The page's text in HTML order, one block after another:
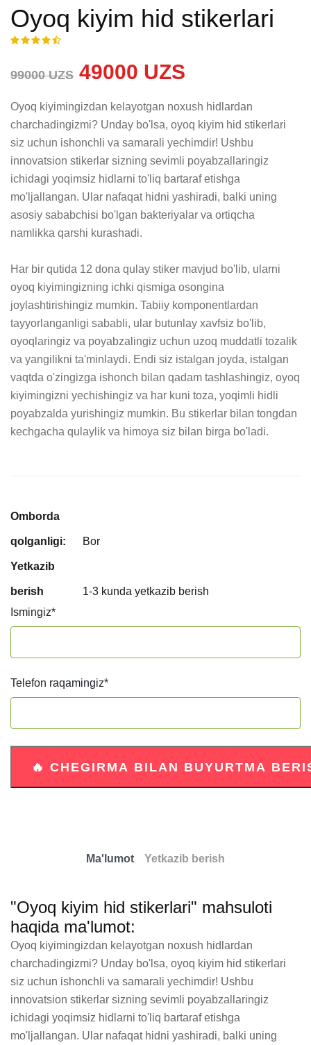
Oyoq kiyim hid stikerlari
99000 UZS 49000 UZS
Oyoq kiyimingizdan kelayotgan noxush hidlardan
charchadingizmi? Unday bo'lsa, oyoq kiyim hid stikerlari
siz uchun ishonchli va samarali yechimdir! Ushbu
innovatsion stikerlar sizning sevimli poyabzallaringiz
ichidagi yoqimsiz hidlarni to'liq bartaraf etishga
mo'ljallangan. Ular nafaqat hidni yashiradi, balki uning
asosiy sababchisi bo'lgan bakteriyalar va ortiqcha
namlikka qarshi kurashadi.
Har bir qutida 12 dona qulay stiker mavjud bo'lib, ularni
oyoq kiyimingizning ichki qismiga osongina
joylashtirishingiz mumkin. Tabiiy komponentlardan
tayyorlanganligi sababli, ular butunlay xavfsiz bo'lib,
oyoqlaringiz va poyabzalingiz uchun uzoq muddatli tozalik
va yangilikni ta'minlaydi. Endi siz istalgan joyda, istalgan
vaqtda o'zingizga ishonch bilan qadam tashlashingiz, oyoq
kiyimingizni yechishingiz va har kuni toza, yoqimli hidli
poyabzalda yurishingiz mumkin. Bu stikerlar bilan tongdan
kechgacha qulaylik va himoya siz bilan birga bo'ladi.
Omborda
qolganligi: Bor
Yetkazib
berish
1-3 kunda yetkazib berish
Ismingiz*
Telefon raqamingiz*
Ma'lumot Yetkazib berish
"Oyoq kiyim hid stikerlari" mahsuloti
haqida ma'lumot:
Oyoq kiyimingizdan kelayotgan noxush hidlardan
charchadingizmi? Unday bo'lsa, oyoq kiyim hid stikerlari
siz uchun ishonchli va samarali yechimdir! Ushbu
innovatsion stikerlar sizning sevimli poyabzallaringiz
ichidagi yoqimsiz hidlarni to'liq bartaraf etishga
mo'ljallangan. Ular nafaqat hidni yashiradi, balki uning